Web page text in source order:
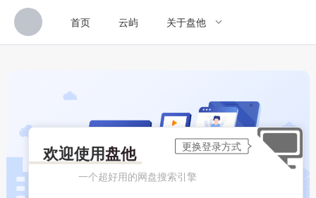
首页 云屿 关于盘他
欢迎使用盘他
一个超好用的网盘搜索引擎